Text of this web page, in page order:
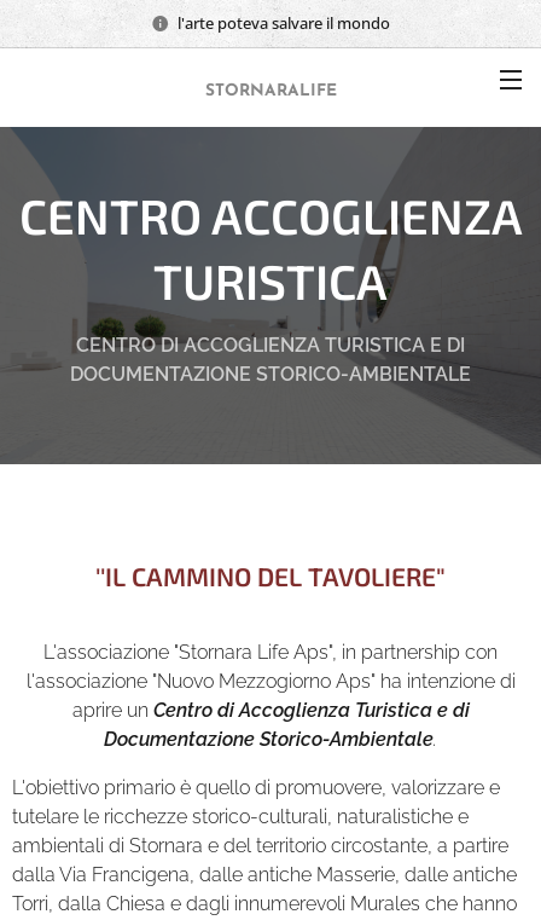
l'arte poteva salvare il mondo
STORNARALIFE
CENTRO ACCOGLIENZA
TURISTICA
CENTRO DI ACCOGLIENZA TURISTICA E DI
DOCUMENTAZIONE STORICO-AMBIENTALE
''IL CAMMINO DEL TAVOLIERE"
L'associazione "Stornara Life Aps", in partnership con
l'associazione "Nuovo Mezzogiorno Aps" ha intenzione di
aprire un Centro di Accoglienza Turistica e di
Documentazione Storico-Ambientale.
L'obiettivo primario è quello di promuovere, valorizzare e
tutelare le ricchezze storico-culturali, naturalistiche e
ambientali di Stornara e del territorio circostante, a partire
dalla Via Francigena, dalle antiche Masserie, dalle antiche
Torri, dalla Chiesa e dagli innumerevoli Murales che hanno